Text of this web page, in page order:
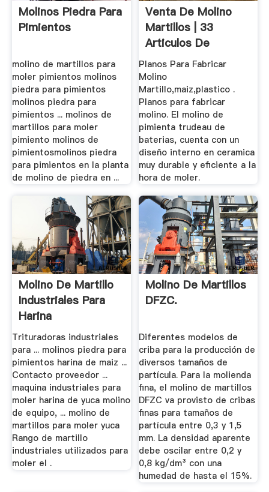
Molinos Piedra Para
Pimientos
molino de martillos para
moler pimientos molinos
piedra para pimientos
molinos piedra para
pimientos ... molinos de
martillos para moler
pimiento molinos de
pimientosmolinos piedra
para pimientos en la planta
de molino de piedra en ...
Venta De Molino
Martillos | 33
Articulos De
Segunda Mano
Planos Para Fabricar
Molino
Martillo,maiz,plastico .
Planos para fabricar
molino. El molino de
pimienta trudeau de
baterias, cuenta con un
diseño interno en ceramica
muy durable y eficiente a la
hora de moler.
Molino De Martillo
Industriales Para
Harina
Trituradoras industriales
para ... molinos piedra para
pimientos harina de maiz ...
Contacto proveedor ...
maquina industriales para
moler harina de yuca molino
de equipo, ... molino de
martillos para moler yuca
Rango de martillo
industriales utilizados para
moler el .
Molino De Martillos
DFZC.
Diferentes modelos de
criba para la producción de
diversos tamaños de
partícula. Para la molienda
fina, el molino de martillos
DFZC va provisto de cribas
finas para tamaños de
partícula entre 0,3 y 1,5
mm. La densidad aparente
debe oscilar entre 0,2 y
0,8 kg/dm³ con una
humedad de hasta el 15%.